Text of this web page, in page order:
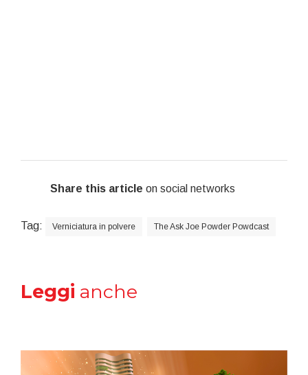
Share this article on social networks
Tag: Verniciatura in polvere The Ask Joe Powder Powdcast
Leggi anche